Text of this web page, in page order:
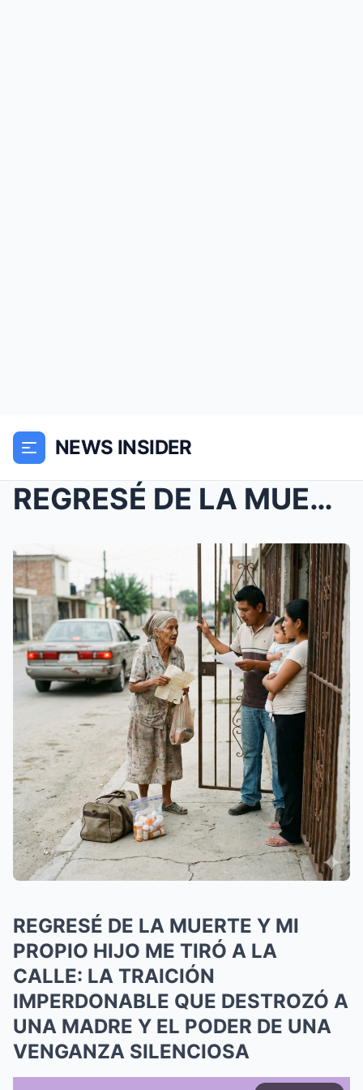
NEWS INSIDER
REGRESÉ DE LA MUERTE Y MI PROPIO HIJO ME TIRÓ A LA...
REGRESÉ DE LA MUERTE Y MI
PROPIO HIJO ME TIRÓ A LA
CALLE: LA TRAICIÓN
IMPERDONABLE QUE DESTROZÓ A
UNA MADRE Y EL PODER DE UNA
VENGANZA SILENCIOSA